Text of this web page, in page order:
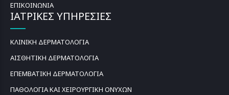
ΕΠΙΚΟΙΝΩΝΙΑ
ΙΑΤΡΙΚΕΣ ΥΠΗΡΕΣΙΕΣ
ΚΛΙΝΙΚΗ ΔΕΡΜΑΤΟΛΟΓΙΑ
ΑΙΣΘΗΤΙΚΗ ΔΕΡΜΑΤΟΛΟΓΙΑ
ΕΠΕΜΒΑΤΙΚΗ ΔΕΡΜΑΤΟΛΟΓΙΑ
ΠΑΘΟΛΟΓΙΑ ΚΑΙ ΧΕΙΡΟΥΡΓΙΚΗ ΟΝΥΧΩΝ